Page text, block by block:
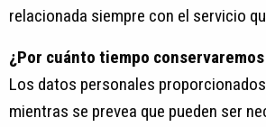
relacionada siempre con el servicio
¿Por cuánto tiempo
Los datos personales
mientras se prevea que pueden ser